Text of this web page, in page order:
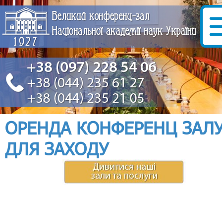
ОРЕНДА КОНФЕРЕНЦ
ДЛЯ ЗАХОДУ